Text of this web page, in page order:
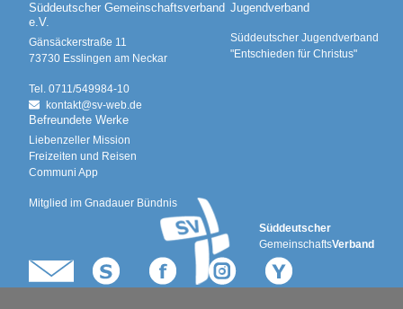
Süddeutscher Gemeinschaftsverband
e.V.
Gänsäckerstraße 11
73730 Esslingen am Neckar
Tel. 0711/549984-10
kontakt@sv-web.de
Jugendverband
Süddeutscher Jugendverband
"Entschieden für Christus"
Befreundete Werke
Liebenzeller Mission
Freizeiten und Reisen
Communi App
Mitglied im Gnadauer Bündnis
Süddeutscher
GemeinschaftsVerband
Kontakt Spenden Facebook Instagram YouTube